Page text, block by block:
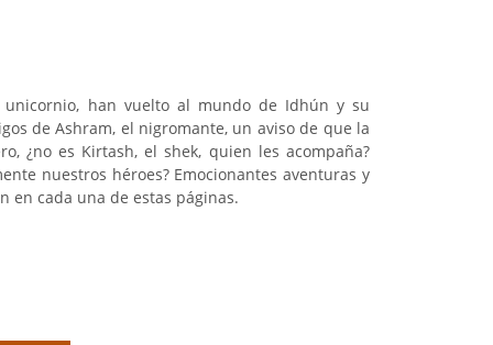
unicornio, han vuelto al mundo de Idhún y su
de Ashram, el nigromante, un aviso de que la
¿no es Kirtash, el shek, quien les acompaña?
nuestros héroes? Emocionantes aventuras y
en cada una de estas páginas.